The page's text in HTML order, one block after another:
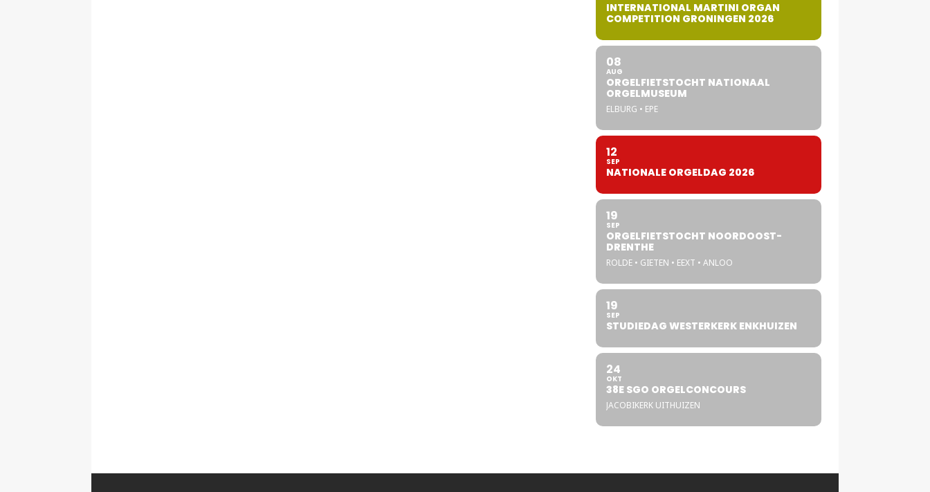
INTERNATIONAL MARTINI ORGAN
COMPETITION GRONINGEN 2026
08
AUG
ORGELFIETSTOCHT NATIONAAL
ORGELMUSEUM
ELBURG • EPE
12
SEP
NATIONALE ORGELDAG 2026
19
SEP
ORGELFIETSTOCHT NOORDOOST-
DRENTHE
ROLDE • GIETEN • EEXT • ANLOO
19
SEP
STUDIEDAG WESTERKERK ENKHUIZEN
24
OKT
38E SGO ORGELCONCOURS
JACOBIKERK UITHUIZEN